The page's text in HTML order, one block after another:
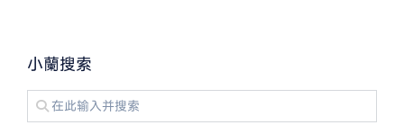
小蘭搜索